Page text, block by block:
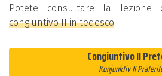
Potete consultare la lezione
congiuntivo II in tedesco.
Congiuntivo II
Konjunktiv II